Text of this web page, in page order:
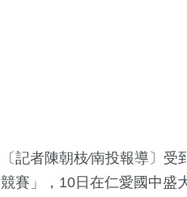
〔記者陳朝枝∕南投報導〕
競賽」，10日在仁愛國中盛